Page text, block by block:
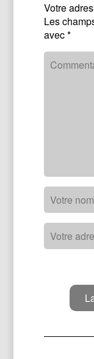
Votre
Les
avec*